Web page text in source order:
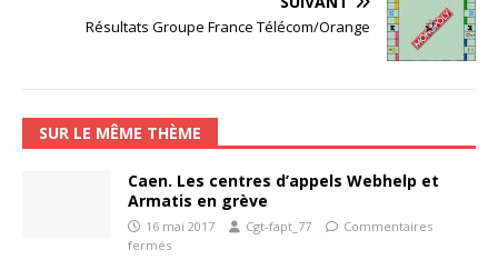
Résultats Groupe France Télécom/Orange
SUR LE MÊME THÈME
Caen. Les centres d’appels Webhelp et
Armatis en grève
16 mai 2017 Cgt-fapt_77
Commentaires
fermés